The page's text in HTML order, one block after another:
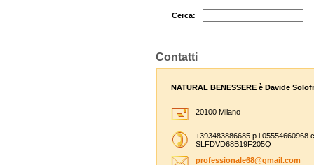
Cerca:
Contatti
NATURAL BENESSERE è Davide
20100 Milano
+393483886685 p.i 05554660968
SLFDVD68B19F205Q
professionale68@gmail.com